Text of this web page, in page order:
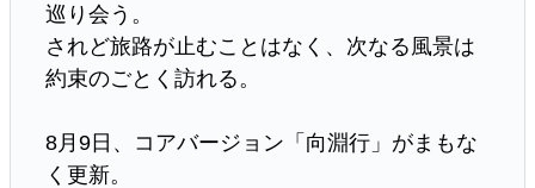
巡り会う。
されど旅路が止むことはなく、次なる風景は
約束のごとく訪れる。
8月9日、コアバージョン「向淵行」がまもな
く更新。